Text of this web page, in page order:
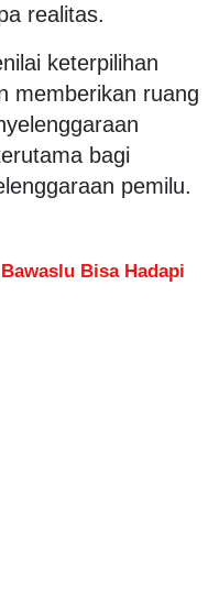
realitas.
keterpilihan
memberikan ruang
bagi
pemilu.
Bisa Hadapi